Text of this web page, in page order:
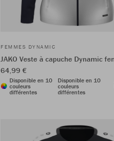
FEMMES DYNAMIC
JAKO Veste à capuche Dynamic
64,99 €
Disponible en 10
couleurs
différentes
Disponible en 10
couleurs
différentes